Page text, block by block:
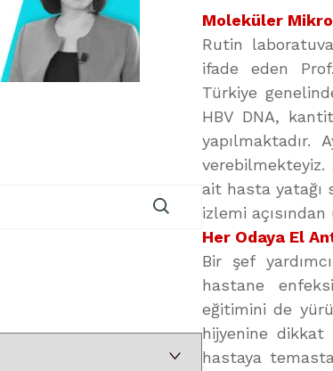
Moleküler
Rutin
ifade eden
Türkiye
HBV DNA,
verebilmekteyiz.
ait hasta yatağı
izlemi
Her Odaya El
Bir şef
hastane
eğitimini de
hijyenine
hastaya